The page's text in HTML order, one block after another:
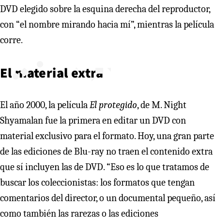
DVD elegido sobre la esquina derecha del reproductor,
con “el nombre mirando hacia mí”, mientras la película
corre.
El material extra
El año 2000, la películaEl protegido, de M. Night
Shyamalan fue la primera en editar un DVD con
material exclusivo para el formato. Hoy, una gran parte
de las ediciones de Blu-ray no traen el contenido extra
que sí incluyen las de DVD. “Eso es lo que tratamos de
buscar los coleccionistas: los formatos que tengan
comentarios del director, o un documental pequeño, así
como también las rarezas o las ediciones